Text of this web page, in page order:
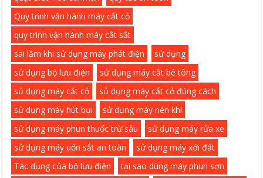
Quy trình vận hành máy cắt cỏ
quy trình vận hành máy cắt sắt
sai lầm khi sử dụng máy phát điện
sử dụng
sử dụng bộ lưu điện
sử dụng máy cắt bê tông
sủ dụng máy cắt cỏ
sủ dụng máy cắt cỏ đúng cách
sử dụng máy hút bụi
sử dụng máy nén khí
sử dụng máy phun thuốc trừ sâu
sử dụng máy rửa xe
sử dụng máy uốn sắt an toàn
sử dụng máy xới đất
Tác dụng của bộ lưu điện
tại sao dùng máy phun sơn